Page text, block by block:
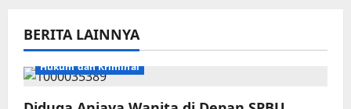
BERITA LAINNYA
Hukum dan Kriminal